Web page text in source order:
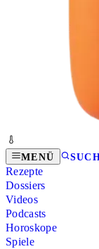
MENÜ
Rezepte
Dossiers
Videos
Podcasts
Horoskope
Spiele